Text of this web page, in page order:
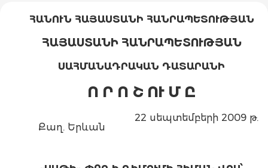
ՀԱՆՈՒՆ ՀԱՅԱՍՏԱՆԻ ՀԱՆՐԱՊԵՏՈՒԹՅԱՆ
ՀԱՅԱՍՏԱՆԻ ՀԱՆՐԱՊԵՏՈՒԹՅԱՆ
ՍԱՀՄԱՆԱԴՐԱԿԱՆ ԴԱՏԱՐԱՆԻ
Ո Ր Ո Շ ՈՒ Մ Ը
Քաղ. Երևան
22 սեպտեմբերի 2009 թ.